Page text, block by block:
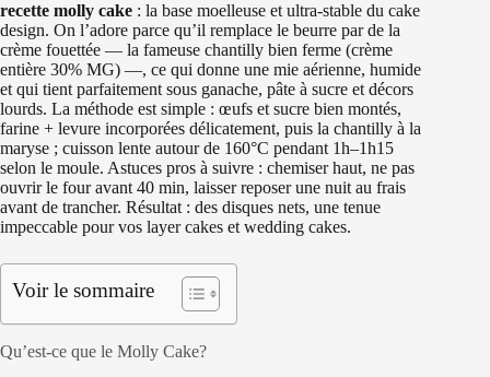
recette molly cake : la base moelleuse et ultra-stable du cake
design. On l’adore parce qu’il remplace le beurre par de la
crème fouettée — la fameuse chantilly bien ferme (crème
entière 30% MG) —, ce qui donne une mie aérienne, humide
et qui tient parfaitement sous ganache, pâte à sucre et décors
lourds. La méthode est simple : œufs et sucre bien montés,
farine + levure incorporées délicatement, puis la chantilly à la
maryse ; cuisson lente autour de 160°C pendant 1h–1h15
selon le moule. Astuces pros à suivre : chemiser haut, ne pas
ouvrir le four avant 40 min, laisser reposer une nuit au frais
avant de trancher. Résultat : des disques nets, une tenue
impeccable pour vos layer cakes et wedding cakes.
Voir le sommaire
Qu’est‑ce que le Molly Cake?